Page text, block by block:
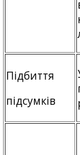
Підбиття
підсумків